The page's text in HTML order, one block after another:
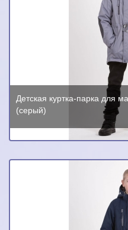
Детская куртка-парка для
(серый)